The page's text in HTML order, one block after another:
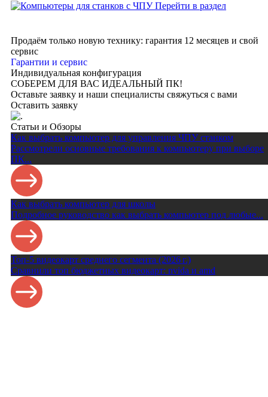
Перейти в раздел
Продаём только новую технику: гарантия 12 месяцев и свой
сервис
Гарантии и сервис
Индивидуальная конфигурация
СОБЕРЕМ ДЛЯ ВАС ИДЕАЛЬНЫЙ ПК!
Оставьте заявку и наши специалисты свяжуться с вами
Оставить заявку
Статьи и Обзоры
Как выбрать компьютер для управления ЧПУ станком
Рассмотрели основные требования к компьютеру при выборе
ПК...
Как выбрать компьютер для школы
Подробное руководство как выбрать компьютер под любые...
Топ‑5 видеокарт среднего сегмента (2026 г.)
Сравнили топ бюджетных видеокарт: nvida и amd